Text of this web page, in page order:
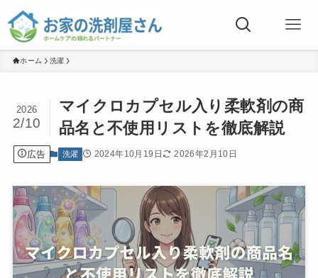
ホーム 洗濯
マイクロカプセル入り柔軟剤の商
品名と不使用リストを徹底解説
2026
2/10
広告 洗濯 2024年10月19日 2026年2月10日